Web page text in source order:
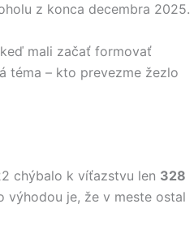
z konca decembra 2025.
mali začať formovať
téma – kto prevezme žezlo
chýbalo k víťazstvu len 328
výhodou je, že v meste ostal